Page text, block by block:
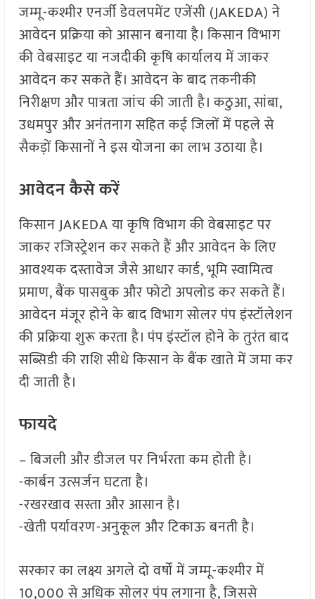
जम्मू-कश्मीर एनर्जी डेवलपमेंट एजेंसी (JAKEDA) ने
आवेदन प्रक्रिया को आसान बनाया है। किसान विभाग
की वेबसाइट या नजदीकी कृषि कार्यालय में जाकर
आवेदन कर सकते हैं। आवेदन के बाद तकनीकी
निरीक्षण और पात्रता जांच की जाती है। कठुआ, सांबा,
उधमपुर और अनंतनाग सहित कई जिलों में पहले से
सैकड़ों किसानों ने इस योजना का लाभ उठाया है।
आवेदन कैसे करें
किसान JAKEDA या कृषि विभाग की वेबसाइट पर
जाकर रजिस्ट्रेशन कर सकते हैं और आवेदन के लिए
आवश्यक दस्तावेज जैसे आधार कार्ड, भूमि स्वामित्व
प्रमाण, बैंक पासबुक और फोटो अपलोड कर सकते हैं।
आवेदन मंजूर होने के बाद विभाग सोलर पंप इंस्टॉलेशन
की प्रक्रिया शुरू करता है। पंप इंस्टॉल होने के तुरंत बाद
सब्सिडी की राशि सीधे किसान के बैंक खाते में जमा कर
दी जाती है।
फायदे
– बिजली और डीजल पर निर्भरता कम होती है।
-कार्बन उत्सर्जन घटता है।
-रखरखाव सस्ता और आसान है।
-खेती पर्यावरण-अनुकूल और टिकाऊ बनती है।
सरकार का लक्ष्य अगले दो वर्षों में जम्मू-कश्मीर में
10,000 से अधिक सोलर पंप लगाना है, जिससे